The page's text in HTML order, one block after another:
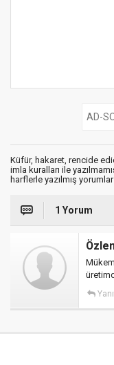
Küfür, hakaret, rencide
imla kuralları ile
harflerle yazılmış
1 Yorum